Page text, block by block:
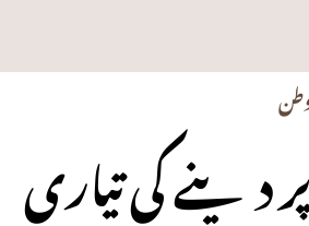
دینے کی تیاری